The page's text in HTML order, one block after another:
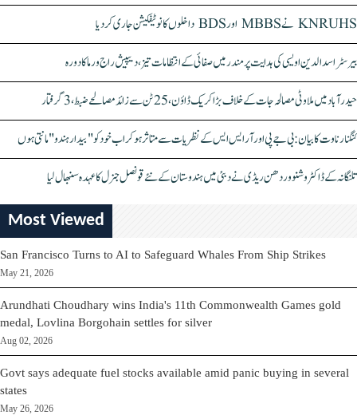
KNRUHS نے MBBS اور BDS داخلوں کا نوٹیفکیشن جاری کر دیا
بیرسٹر اسدالدین اویسی کی ہدایت پر مندر میں صفائی کے انتظامات تیز، دیپیش راج ورما کا دورہ
حیدرآباد میں ملاوٹی مصالحہ جات کے خلاف بڑا کریک ڈاؤن، 25 ٹن سے زائد مصالحے ضبط، 3 گرفتار
کنگنا رناوت کا بیان: بی جے پی اور آر ایس ایس کے نظریات سے متاثر ہو کر اب خود کو "بیدار ہندو" مانتی ہوں
تلنگانہ کے ڈاکٹر وشنو وردھن ریڈی نے دبئی میں ہندوستان کے نئے قونصل جنرل کا عہدہ سنبھال لیا
Most Viewed
San Francisco Turns to AI to Safeguard Whales From Ship Strikes
May 21, 2026
Arundhati Choudhary wins India's 11th Commonwealth Games gold
medal, Lovlina Borgohain settles for silver
Aug 02, 2026
Govt says adequate fuel stocks available amid panic buying in several
states
May 26, 2026